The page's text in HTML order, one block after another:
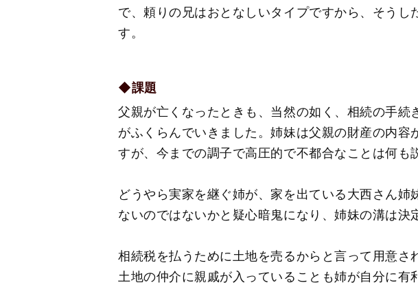
で、頼りの兄はおとなしいタイプですから、そう
す。
◆課題
父親が亡くなったときも、当然の如く、相続の手
がふくらんでいきました。姉妹は父親の財産の内
すが、今までの調子で高圧的で不都合なことは何
どうやら実家を継ぐ姉が、家を出ている大西さん
ないのではないかと疑心暗鬼になり、姉妹の溝は決
相続税を払うために土地を売るからと言って用意
土地の仲介に親戚が入っていることも姉が自分に